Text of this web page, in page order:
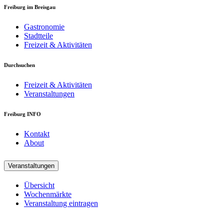
Freiburg im Breisgau
Gastronomie
Stadtteile
Freizeit & Aktivitäten
Durchsuchen
Freizeit & Aktivitäten
Veranstaltungen
Freiburg INFO
Kontakt
About
Veranstaltungen
Übersicht
Wochenmärkte
Veranstaltung eintragen